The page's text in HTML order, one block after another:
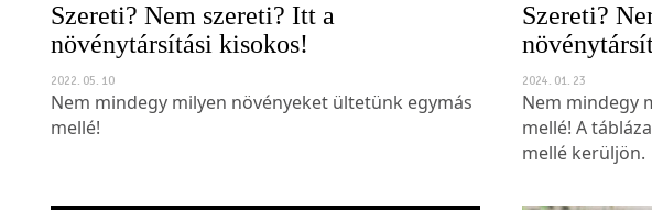
Szereti? Nem szereti? Itt a
növénytársítási kisokos!
2022. 05. 10
Nem mindegy milyen növényeket ültetünk egymás
mellé!
Szereti?
2024. 01. 23
Nem mindegy
mellé! A
mellé kerüljön.